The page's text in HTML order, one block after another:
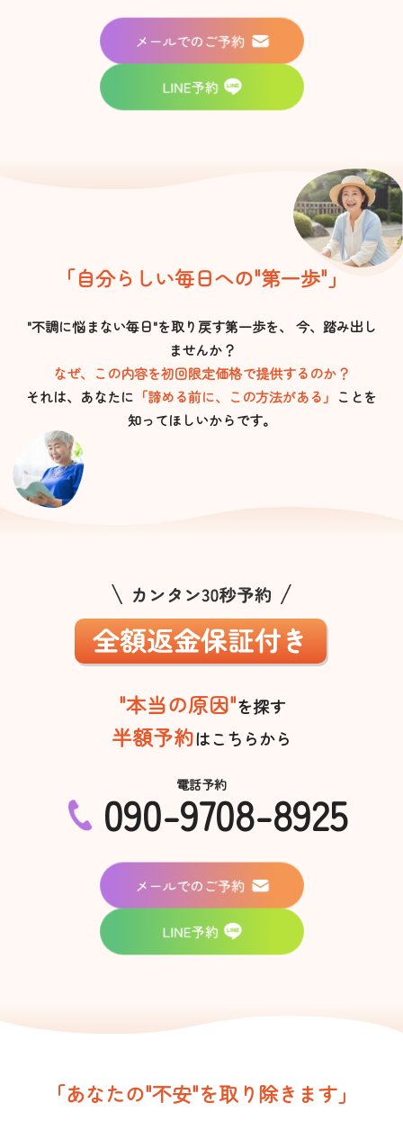
「自分らしい毎日への"第一歩"」
"不調に悩まない毎日"を取り戻す第一歩を、 今、踏み出し
ませんか？
なぜ、この内容を初回限定価格で提供するのか？
それは、あなたに 「諦める前に、この方法がある」 ことを
知ってほしいからです。
"本当の原因"を探す
半額予約はこちらから
電話予約
090-9708-8925
「あなたの"不安"を取り除きます」